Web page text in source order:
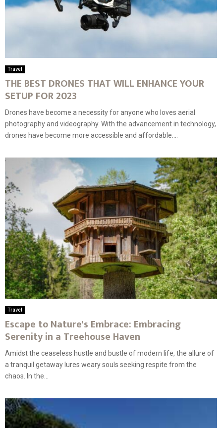
Travel
THE BEST DRONES THAT WILL ENHANCE YOUR
SETUP FOR 2023
Drones have become a necessity for anyone who loves aerial
photography and videography. With the advancement in technology,
drones have become more accessible and affordable....
Travel
Escape to Nature's Embrace: Embracing
Serenity in a Treehouse Haven
Amidst the ceaseless hustle and bustle of modern life, the allure of
a tranquil getaway lures weary souls seeking respite from the
chaos. In the...